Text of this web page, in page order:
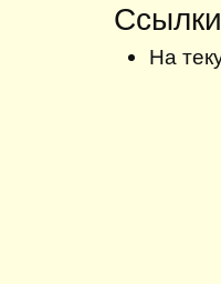
Ссылки
На